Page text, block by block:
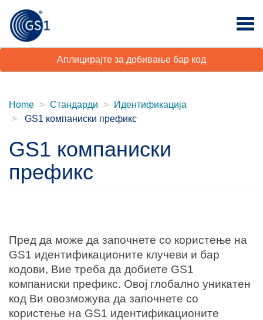
Аплицирајте за добивање бар код
Home Стандарди
Идентификација
GS1 компаниски префикс
GS1 компаниски
префикс
Пред да може да започнете со користење на
GS1 идентификационите клучеви и бар
кодови, Вие треба да добиете GS1
компаниски префикс. Овој глобално уникатен
код Ви овозможува да започнете со
користење на GS1 идентификационите